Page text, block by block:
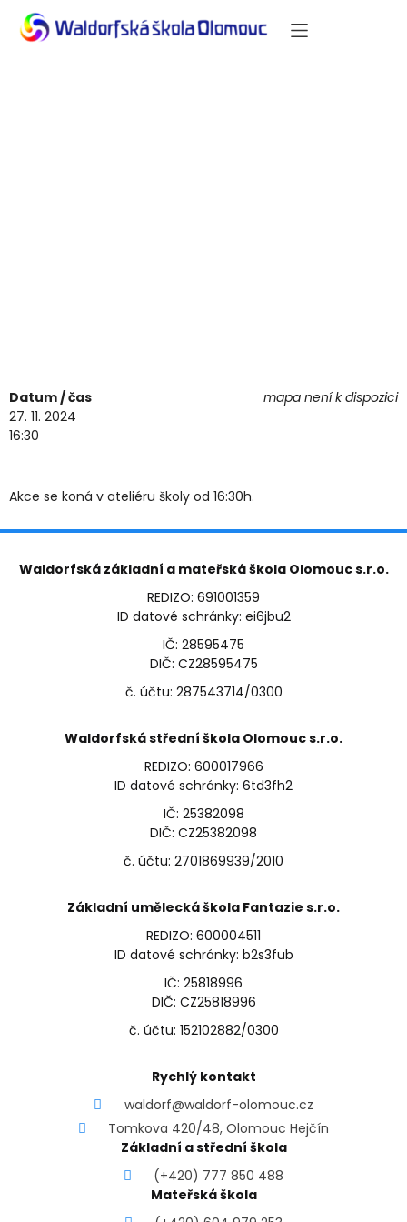
mapa není k dispozici
Datum / čas
27. 11. 2024
16:30
Akce se koná v ateliéru školy od 16:30h.
Waldorfská základní a mateřská škola Olomouc s.r.o.
REDIZO: 691001359
ID datové schránky: ei6jbu2
IČ: 28595475
DIČ: CZ28595475
č. účtu: 287543714/0300
Waldorfská střední škola Olomouc s.r.o.
REDIZO: 600017966
ID datové schránky: 6td3fh2
IČ: 25382098
DIČ: CZ25382098
č. účtu: 2701869939/2010
Základní umělecká škola Fantazie s.r.o.
REDIZO: 600004511
ID datové schránky: b2s3fub
IČ: 25818996
DIČ: CZ25818996
č. účtu: 152102882/0300
Rychlý kontakt
waldorf@waldorf-olomouc.cz
Tomkova 420/48, Olomouc Hejčín
Základní a střední škola
(+420) 777 850 488
Mateřská škola